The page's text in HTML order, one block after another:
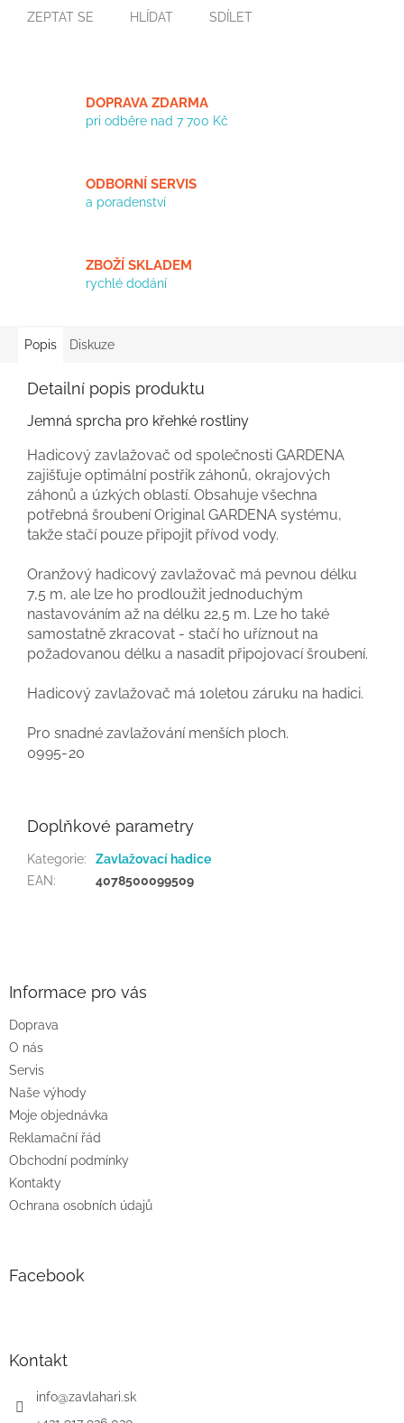
ZEPTAT SE HLÍDAT SDÍLET
DOPRAVA ZDARMA
pri odběre nad 7 700 Kč
ODBORNÍ SERVIS
a poradenství
ZBOŽÍ SKLADEM
rychlé dodání
Popis Diskuze
Detailní popis produktu
Jemná sprcha pro křehké rostliny
Hadicový zavlažovač od společnosti GARDENA
zajišťuje optimální postřik záhonů, okrajových
záhonů a úzkých oblastí. Obsahuje všechna
potřebná šroubení Original GARDENA systému,
takže stačí pouze připojit přívod vody.
Oranžový hadicový zavlažovač má pevnou délku
7,5 m, ale lze ho prodloužit jednoduchým
nastavováním až na délku 22,5 m. Lze ho také
samostatně zkracovat - stačí ho uříznout na
požadovanou délku a nasadit připojovací šroubení.
Hadicový zavlažovač má 10letou záruku na hadici.
Pro snadné zavlažování menších ploch.
0995-20
Doplňkové parametry
Kategorie:
Zavlažovací hadice
EAN: 4078500099509
Informace pro vás
Doprava
O nás
Servis
Naše výhody
Moje objednávka
Reklamační řád
Obchodní podmínky
Kontakty
Ochrana osobních údajů
Facebook
Kontakt
info@zavlahari.sk